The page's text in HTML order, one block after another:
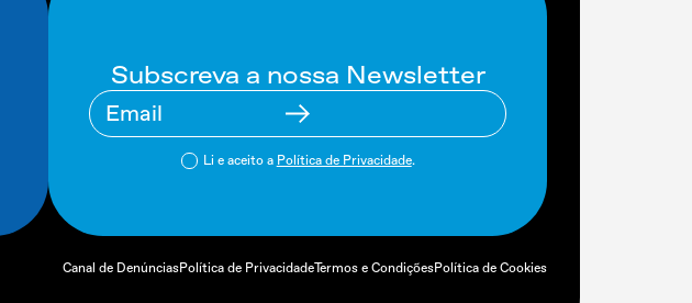
Subscreva a nossa Newsletter
Li e aceito a Política de Privacidade.
Canal de DenúnciasPolítica de PrivacidadeTermos e CondiçõesPolítica de Cookies